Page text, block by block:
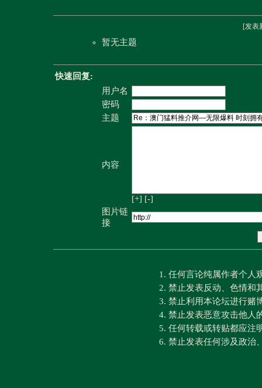
[发表
暂无主题
快速回复:
用户名
密码
主题
内容
[+] [-]
图片链
接
1. 任何言论纯属作者个人
2. 禁止发表反动、色情和
3. 禁止利用本论坛进行赌
4. 禁止发表恶意攻击他人
5. 任何转载或转贴都应注
6. 禁止发表任何涉及政治